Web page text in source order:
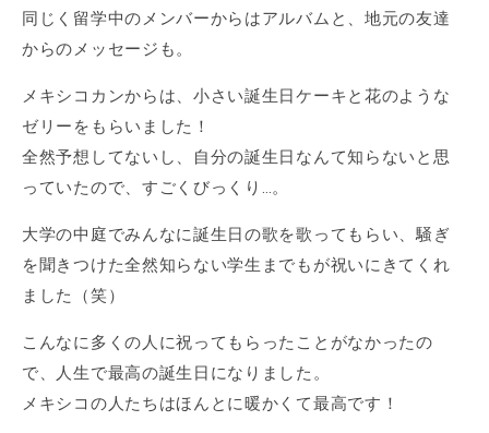
同じく留学中のメンバーからはアルバムと、地元の友達
からのメッセージも。
メキシコカンからは、小さい誕生日ケーキと花のような
ゼリーをもらいました！
全然予想してないし、自分の誕生日なんて知らないと思
っていたので、すごくびっくり…。
大学の中庭でみんなに誕生日の歌を歌ってもらい、騒ぎ
を聞きつけた全然知らない学生までもが祝いにきてくれ
ました（笑）
こんなに多くの人に祝ってもらったことがなかったの
で、人生で最高の誕生日になりました。
メキシコの人たちはほんとに暖かくて最高です！